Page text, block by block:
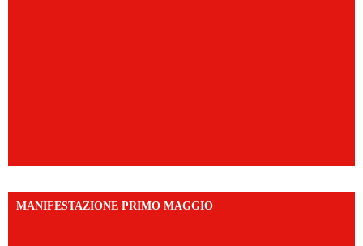
MANIFESTAZIONE PRIMO MAGGIO